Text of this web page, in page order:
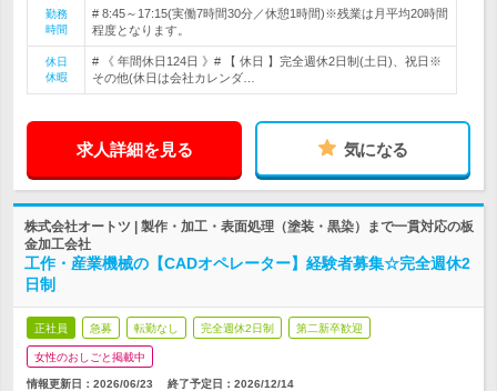
勤務
時間
# 8:45～17:15(実働7時間30分／休憩1時間)※残業は月平均20時間
程度となります。
休日
休暇
# 《 年間休日124日 》# 【 休日 】完全週休2日制(土日)、祝日※
その他(休日は会社カレンダ…
求人詳細を見る 気になる
株式会社オートツ | 製作・加工・表面処理（塗装・黒染）まで一貫対応の板
金加工会社
工作・産業機械の【CADオペレーター】経験者募集☆完全週休2
日制
正社員 急募 転勤なし 完全週休2日制 第二新卒歓迎
女性のおしごと掲載中
情報更新日：2026/06/23 終了予定日： 2026/12/14